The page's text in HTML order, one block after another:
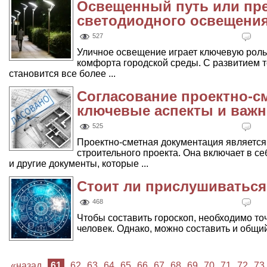
Освещенный путь или
светодиодного
527
Уличное освещение играет ключевую
комфорта городской среды. С развитием
становится все более ...
Согласование проектно-
ключевые аспекты и
525
Проектно-сметная документация
строительного проекта. Она включает в
и другие документы, которые ...
Стоит ли
468
Чтобы составить гороскоп, необходимо
человек. Однако, можно составить и